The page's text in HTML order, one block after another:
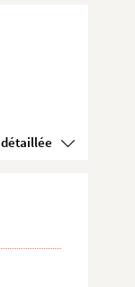
Voir la présentation détaillée